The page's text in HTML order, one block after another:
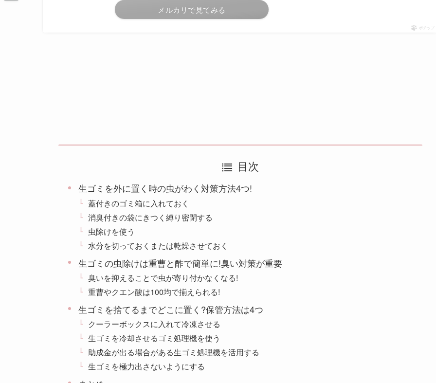
メルカリで見てみる
ポチップ
目次
生ゴミを外に置く時の虫がわく対策方法4つ!
蓋付きのゴミ箱に入れておく
消臭付きの袋にきつく縛り密閉する
虫除けを使う
水分を切っておくまたは乾燥させておく
生ゴミの虫除けは重曹と酢で簡単に!臭い対策が重要
臭いを抑えることで虫が寄り付かなくなる!
重曹やクエン酸は100均で揃えられる!
生ゴミを捨てるまでどこに置く?保管方法は4つ
クーラーボックスに入れて冷凍させる
生ゴミを冷却させるゴミ処理機を使う
助成金が出る場合がある生ゴミ処理機を活用する
生ゴミを極力出さないようにする